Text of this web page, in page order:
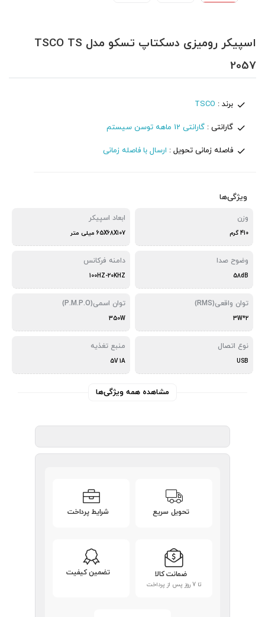
اسپیکر رومیزی دسکتاپ تسکو مدل TSCO TS
2057
برند : TSCO
گارانتی :گارانتی 12 ماهه توسن سیستم
فاصله زمانی تحویل : ارسال با فاصله زمانی
ویژگی‌ها
وزن
410 گرم
ابعاد اسپیکر
65X68X107 میلی متر
وضوح صدا
58dB
دامنه فرکانس
100HZ-20KHZ
توان واقعی(RMS)
3W*2
توان اسمی(P.M.P.O)
350W
نوع اتصال
USB
منبع تغذیه
5V 1A
مشاهده همه ویژگی‌ها
تحویل سریع شرایط پرداخت
ضمانت کالا
تا 7 روز پس از پرداخت
تضمین کیفیت